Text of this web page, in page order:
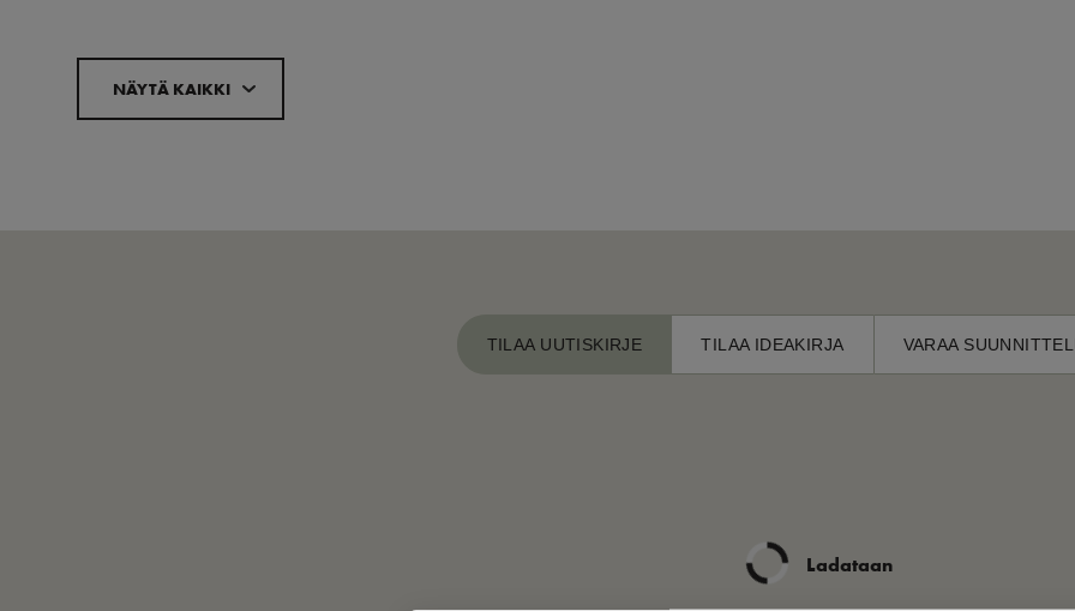
NÄYTÄ KAIKKI
TILAA UUTISKIRJE TILAA IDEAKIRJA VARAA
Ladataan